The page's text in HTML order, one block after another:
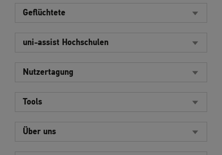
Geflüchtete
uni-assist Hochschulen
Nutzertagung
Tools
Über uns